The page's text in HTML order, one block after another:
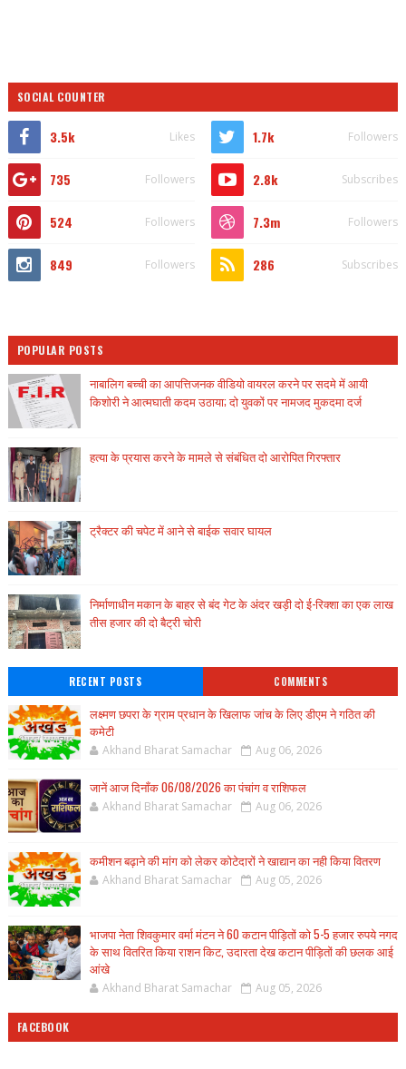
SOCIAL COUNTER
3.5k Likes 1.7k Followers
735 Followers 2.8k Subscribes
524 Followers 7.3m Followers
849 Followers 286 Subscribes
POPULAR POSTS
नाबालिग बच्ची का आपत्तिजनक वीडियो वायरल करने पर सदमे में आयी
किशोरी ने आत्मघाती कदम उठाया; दो युवकों पर नामजद मुकदमा दर्ज
हत्या के प्रयास करने के मामले से संबंधित दो आरोपित गिरफ्तार
ट्रैक्टर की चपेट में आने से बाईक सवार घायल
निर्माणाधीन मकान के बाहर से बंद गेट के अंदर खड़ी दो ई-रिक्शा का एक लाख
तीस हजार की दो बैट्री चोरी
RECENT POSTS COMMENTS
लक्ष्मण छपरा के ग्राम प्रधान के खिलाफ जांच के लिए डीएम ने गठित की
कमेटी
Akhand Bharat Samachar Aug 06, 2026
जानें आज दिनाँक 06/08/2026 का पंचांग व राशिफल
Akhand Bharat Samachar Aug 06, 2026
कमीशन बढ़ाने की मांग को लेकर कोटेदारों ने खाद्यान का नही किया वितरण
Akhand Bharat Samachar Aug 05, 2026
भाजपा नेता शिवकुमार वर्मा मंटन ने 60 कटान पीड़ितों को 5-5 हजार रुपये नगद
के साथ वितरित किया राशन किट, उदारता देख कटान पीड़ितों की छलक आई
आंखे
Akhand Bharat Samachar Aug 05, 2026
FACEBOOK